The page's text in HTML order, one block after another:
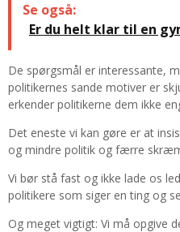
Se også:
Er du helt klar til en
De spørgsmål er interessante,
politikernes sande motiver er
erkender politikerne dem ikke
Det eneste vi kan gøre er at
og mindre politik og færre
Vi bør stå fast og ikke lade os
politikere som siger en ting og
Og meget vigtigt: Vi må opgive